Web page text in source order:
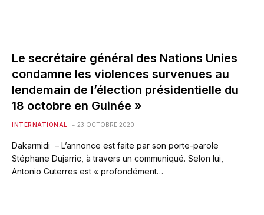
Le secrétaire général des Nations Unies
condamne les violences survenues au
lendemain de l’élection présidentielle du
18 octobre en Guinée »
INTERNATIONAL 23 OCTOBRE 2020
Dakarmidi – L’annonce est faite par son porte-parole
Stéphane Dujarric, à travers un communiqué. Selon lui,
Antonio Guterres est « profondément…